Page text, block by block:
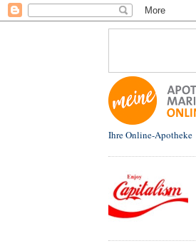
Ihre Online-Apotheke